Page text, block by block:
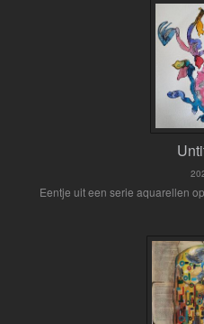
Eentje uit een serie aquarellen